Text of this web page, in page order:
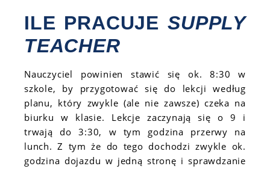
ILE PRACUJESUPPLY
TEACHER
Nauczyciel powinien stawić się ok. 8:30 w
szkole, by przygotować się do lekcji według
planu, który zwykle (ale nie zawsze) czeka na
biurku w klasie. Lekcje zaczynają się o 9 i
trwają do 3:30, w tym godzina przerwy na
lunch. Z tym że do tego dochodzi zwykle ok.
godzina dojazdu w jedną stronę i sprawdzanie